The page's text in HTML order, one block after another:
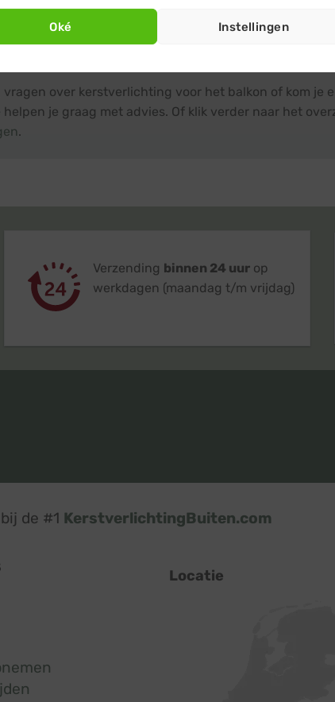
Oké Instellingen
vragen over kerstverlichting voor het balkon of kom je
helpen je graag met advies. Of klik verder naar het
.
Verzending binnen 24 uurop
werkdagen (maandag t/m vrijdag)
de #1 KerstverlichtingBuiten.com
Locatie